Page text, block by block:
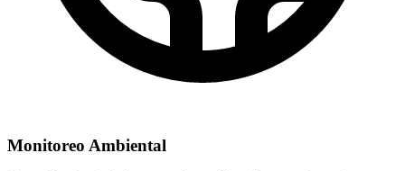
Monitoreo Ambiental